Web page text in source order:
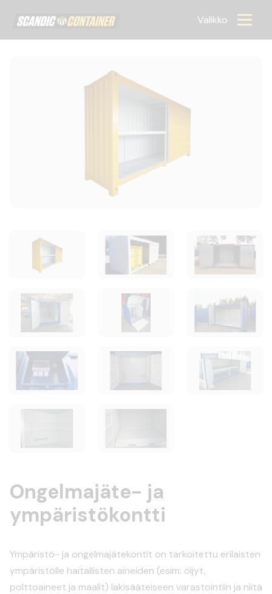
Scandic container
Valikko
Ongelmajäte- ja
ympäristökontti
Ympäristö- ja ongelmajätekontit on tarkoitettu erilaisten
ympäristölle haitallisten aineiden (esim: öljyt,
polttoaineet ja maalit) lakisääteiseen varastointiin ja niitä